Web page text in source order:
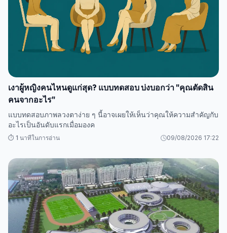
เงาผู้หญิงคนไหนดูแก่สุด? แบบทดสอบ บ่งบอกว่า "คุณตัดสิน
คนจากอะไร"
แบบทดสอบภาพลวงตาง่าย ๆ นี้อาจเผยให้เห็นว่าคุณให้ความสำคัญกับ
อะไรเป็นอันดับแรกเมื่อมองค
⏱️ 1 นาทีในการอ่าน 09/08/2026 17:22